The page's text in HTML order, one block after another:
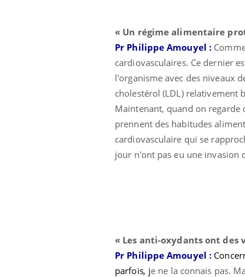
« Un régime alimentaire
Pr Philippe Amouyel :
cardiovasculaires. Ce dernier
l'organisme avec des niveaux
cholestérol (LDL) relativement
Maintenant, quand on regarde
prennent des habitudes
cardiovasculaire qui se
jour n'ont pas eu une invasion
« Les anti-oxydants ont des
Pr Philippe Amouyel :
parfois, je ne la connais pas.